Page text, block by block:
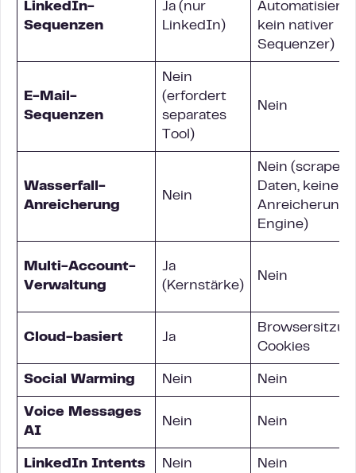
LinkedIn-
Sequenzen
Ja (nur
LinkedIn)
kein nativer
Sequenzer)
E-Mail-
Sequenzen
Nein
(erfordert
separates
Tool)
Nein
Wasserfall-
Anreicherung
Nein
Nein (scraped
Daten, keine
Engine)
Multi-Account-
Verwaltung
Ja
(Kernstärke)
Nein
Cloud-basiert Ja
Cookies
Social Warming Nein Nein
Voice Messages
AI
Nein Nein
LinkedIn Intents Nein Nein